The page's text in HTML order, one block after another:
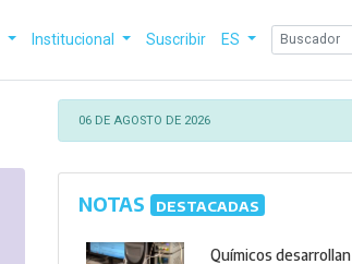
Institucional Suscribir ES
06 DE AGOSTO DE 2026
NOTAS DESTACADAS
Químicos desarrollan